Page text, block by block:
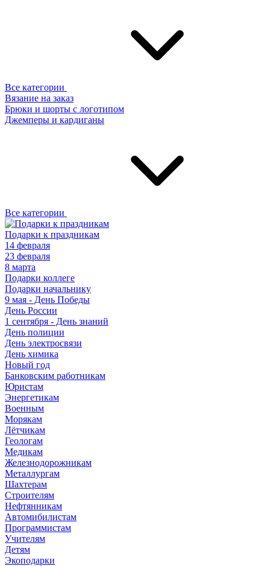
Все категории
Вязание на заказ
Брюки и шорты с логотипом
Джемперы и кардиганы
Все категории
Подарки к праздникам
14 февраля
23 февраля
8 марта
Подарки коллеге
Подарки начальнику
9 мая - День Победы
День России
1 сентября - День знаний
День полиции
День электросвязи
День химика
Новый год
Банковским работникам
Юристам
Энергетикам
Военным
Морякам
Лётчикам
Геологам
Медикам
Железнодорожникам
Металлургам
Шахтерам
Строителям
Нефтянникам
Автомибилистам
Программистам
Учителям
Детям
Экоподарки